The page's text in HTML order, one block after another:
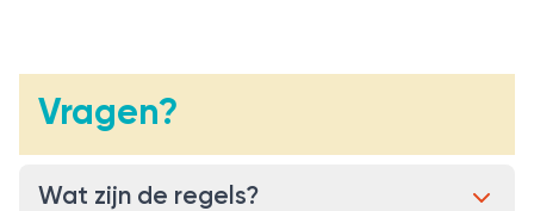
Vragen?
Wat zijn de regels?